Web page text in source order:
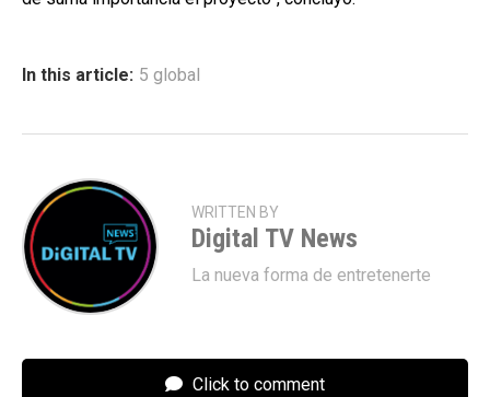
In this article: 5 global
WRITTEN BY
Digital TV News
La nueva forma de entretenerte
Click to comment